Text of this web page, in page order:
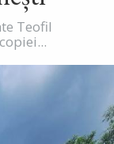
Teofil